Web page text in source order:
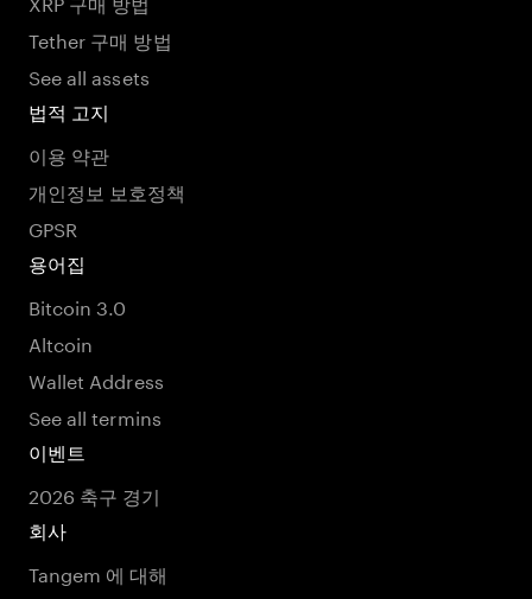
Tether 구매 방법
See all assets
법적 고지
이용 약관
개인정보 보호정책
GPSR
용어집
Bitcoin 3.0
Altcoin
Wallet Address
See all termins
이벤트
2026 축구 경기
회사
Tangem 에 대해